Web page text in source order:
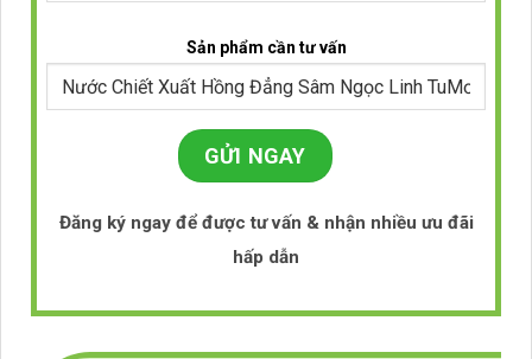
Sản phẩm cần tư vấn
Đăng ký ngay để được tư vấn & nhận nhiều ưu đãi
hấp dẫn